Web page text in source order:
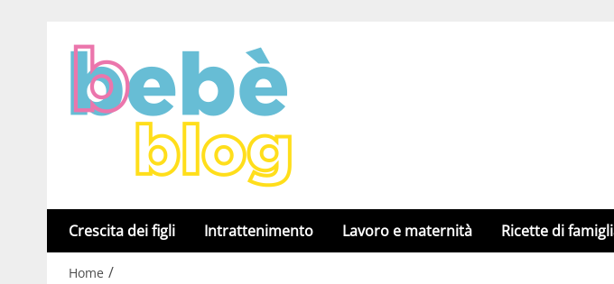
Crescita dei figli Intrattenimento Lavoro e maternità Ricette di
Home /